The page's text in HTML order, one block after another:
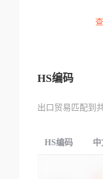
HS编码
出口贸易匹配到
HS编码